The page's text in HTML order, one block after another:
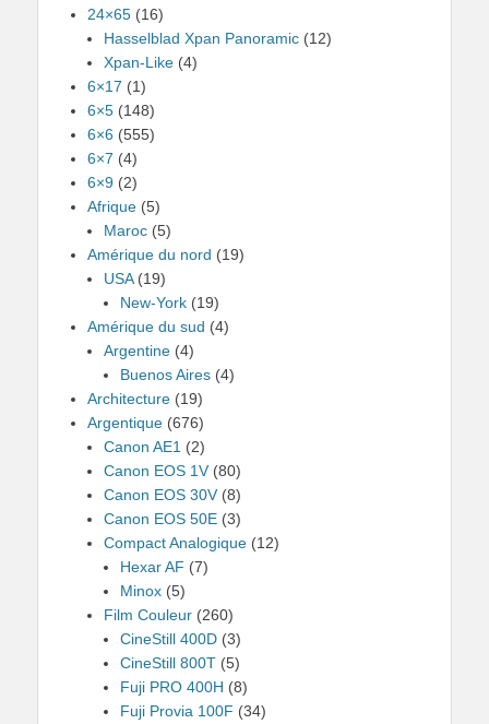
24×65 (16)
Hasselblad Xpan Panoramic (12)
Xpan-Like (4)
6×17 (1)
6×5 (148)
6×6 (555)
6×7 (4)
6×9 (2)
Afrique (5)
Maroc (5)
Amérique du nord (19)
USA(19)
New-York (19)
Amérique du sud (4)
Argentine (4)
Buenos Aires (4)
Architecture (19)
Argentique (676)
Canon AE1 (2)
Canon EOS 1V (80)
Canon EOS 30V (8)
Canon EOS 50E (3)
Compact Analogique (12)
Hexar AF (7)
Minox (5)
Film Couleur (260)
CineStill 400D (3)
CineStill 800T (5)
Fuji PRO 400H (8)
Fuji Provia 100F (34)